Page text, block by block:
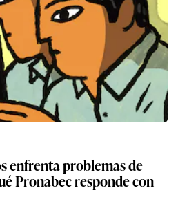
enfrenta problemas de
Pronabec responde con